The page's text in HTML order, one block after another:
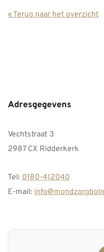
« Terug naar het overzicht
Adresgegevens
Vechtstraat 3
2987 CX Ridderkerk
Tel: 0180-412040
E-mail: